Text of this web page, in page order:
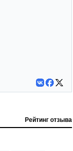
Рейтинг отзыва